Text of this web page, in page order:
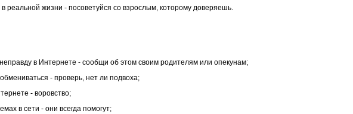
реальной жизни - посоветуйся со взрослым, которому доверяешь.
в Интернете - сообщи об этом своим родителям или опекунам;
- проверь, нет ли подвоха;
- воровство;
в сети - они всегда помогут;